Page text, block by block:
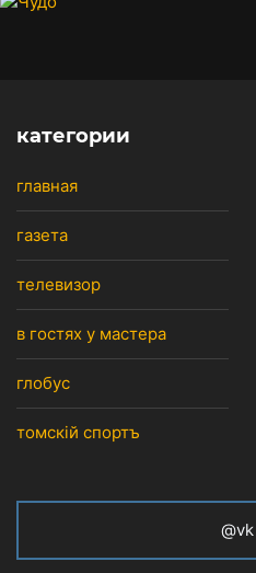
категории
главная
газета
телевизор
в гостях у мастера
глобус
томскiй спортъ
@vk